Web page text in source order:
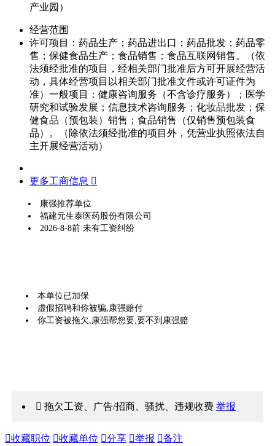
产业园）
经营范围
许可项目：药品生产；药品进出口；药品批发；药品零
售；保健食品生产；食品销售；食品互联网销售。（依
法须经批准的项目，经相关部门批准后方可开展经营活
动，具体经营项目以相关部门批准文件或许可证件为
准）一般项目：健康咨询服务（不含诊疗服务）；医学
研究和试验发展；信息技术咨询服务；化妆品批发；保
健食品（预包装）销售；食品销售（仅销售预包装食
品）。（除依法须经批准的项目外，凭营业执照依法自
主开展经营活动）
更多工商信息 
康强推荐单位
福建元生泰医药股份有限公司
2026-8-8前 未有工资纠纷
本单位已加保
虚假招聘和你被骗,康强赔付
你工资被拖欠,康强帮您要,要不到康强赔
 拖欠工资、广告/招商、骚扰、违规收费举报
收藏职位 收藏单位 分享 举报 备注